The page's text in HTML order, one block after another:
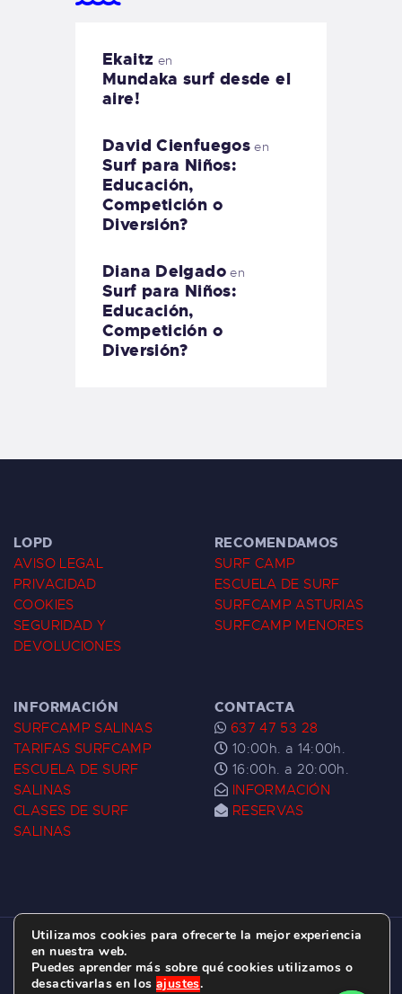
Ekaitz en
Mundaka surf desde el
aire!
David Cienfuegos en
Surf para Niños:
Educación,
Competición o
Diversión?
Diana Delgadoen
Surf para Niños:
Educación,
Competición o
Diversión?
LOPD
AVISO LEGAL
PRIVACIDAD
COOKIES
SEGURIDAD Y
DEVOLUCIONES
RECOMENDAMOS
SURF CAMP
ESCUELA DE SURF
SURFCAMP ASTURIAS
SURFCAMP MENORES
INFORMACIÓN
SURFCAMP SALINAS
TARIFAS SURFCAMP
ESCUELA DE SURF
SALINAS
CLASES DE SURF
SALINAS
CONTACTA
637 47 53 28
10:00h. a 14:00h.
16:00h. a 20:00h.
INFORMACIÓN
RESERVAS
ESCUELA DE SURF LAS DUNAS ©
C/ BERNARDO ÁLVAREZ GALAN 1, SALINAS
(ASTURIAS)
Utilizamos cookies para ofrecerte la mejor experiencia
en nuestra web.
Puedes aprender más sobre qué cookies utilizamos o
desactivarlas en los ajustes.